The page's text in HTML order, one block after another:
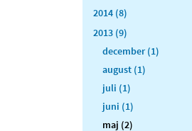
2014 (8)
2013 (9)
december (1)
august (1)
juli (1)
juni (1)
maj (2)